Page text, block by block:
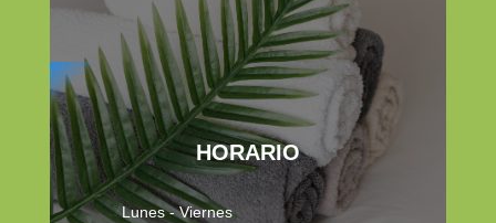
HORARIO
Lunes - Viernes